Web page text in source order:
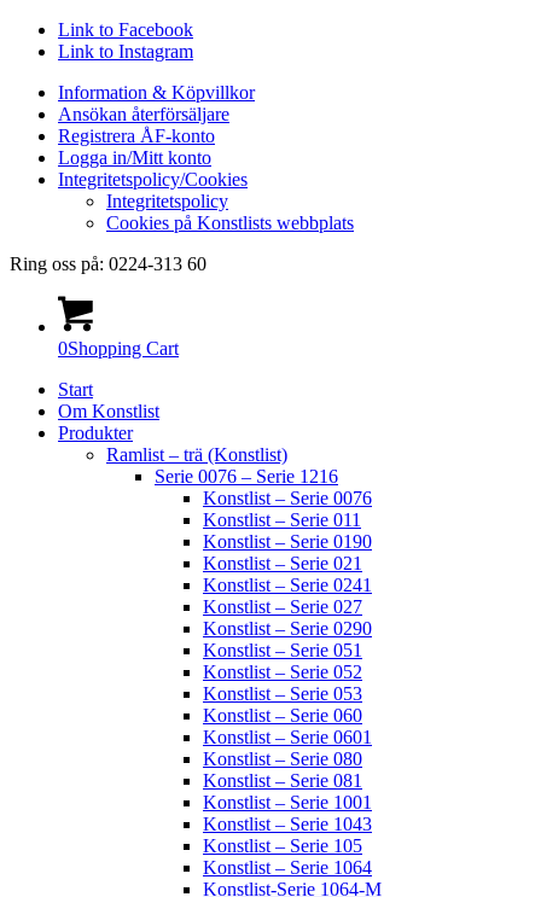
Link to Facebook
Link to Instagram
Information & Köpvillkor
Ansökan återförsäljare
Registrera ÅF-konto
Logga in/Mitt konto
Integritetspolicy/Cookies
Integritetspolicy
Cookies på Konstlists webbplats
Ring oss på: 0224-313 60
0Shopping Cart
Start
Om Konstlist
Produkter
Ramlist – trä (Konstlist)
Serie 0076 – Serie 1216
Konstlist – Serie 0076
Konstlist – Serie 011
Konstlist – Serie 0190
Konstlist – Serie 021
Konstlist – Serie 0241
Konstlist – Serie 027
Konstlist – Serie 0290
Konstlist – Serie 051
Konstlist – Serie 052
Konstlist – Serie 053
Konstlist – Serie 060
Konstlist – Serie 0601
Konstlist – Serie 080
Konstlist – Serie 081
Konstlist – Serie 1001
Konstlist – Serie 1043
Konstlist – Serie 105
Konstlist – Serie 1064
Konstlist-Serie 1064-M